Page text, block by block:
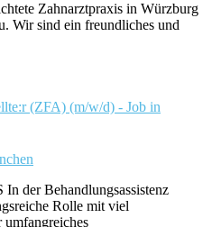
Zahnarztpraxis in Würzburg
Wir sind ein freundliches und
(ZFA) (m/w/d) - Job in
der Behandlungsassistenz
Rolle mit viel